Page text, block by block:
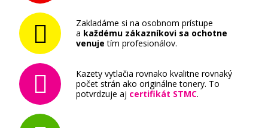
Pridať do košíka
Zakladáme si na osobnom prístupe
a každému zákazníkovi sa ochotne
venuje tím profesionálov.
Kazety vytlačia rovnako kvalitne rovnaký
počet strán ako originálne tonery. To
potvrdzuje aj certifikát STMC.